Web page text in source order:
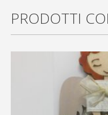
"Madonna"
PRODOTTI